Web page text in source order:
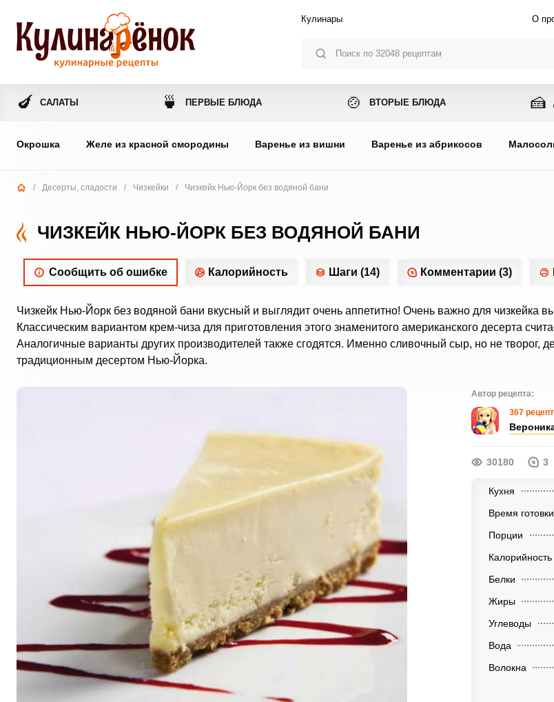
Кулинары О
🍆 САЛАТЫ 🍵 ПЕРВЫЕ БЛЮДА 🍲 ВТОРЫЕ БЛЮДА 🍰
Окрошка Желе из красной смородины Варенье из вишни Варенье из абрикосов
/ Десерты, сладости / Чизкейки / Чизкейк Нью-Йорк без водяной бани
ЧИЗКЕЙК НЬЮ-ЙОРК БЕЗ ВОДЯНОЙ БАНИ
Сообщить об ошибке Калорийность Шаги (14) Комментарии (3)
Чизкейк Нью-Йорк без водяной бани вкусный и выглядит очень аппетитно! Очень важно для чизкейка
Классическим вариантом крем-чиза для приготовления этого знаменитого американского десерта
Аналогичные варианты других производителей также сгодятся. Именно сливочный сыр, но не творог,
традиционным десертом Нью-Йорка.
Автор рецепта:
367
30180 3
Кухня
Время готовки
Порции
Калорийность
Белки
Жиры
Углеводы
Вода
Волокна